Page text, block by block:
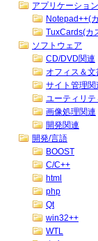
アプリケーション
Notepad++(
TuxCards(カ
ソフトウェア
CD/DVD関連
オフィス＆文
サイト管理関
ユーティリテ
画像処理関連
開発関連
開発/言語
BOOST
C/C++
html
php
Qt
win32++
WTL